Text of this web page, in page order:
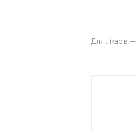
Для лікарів —